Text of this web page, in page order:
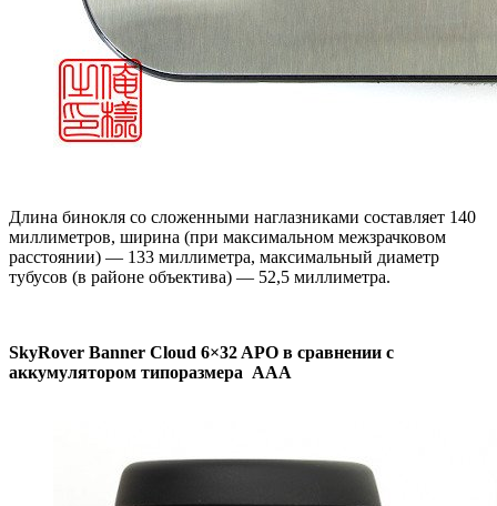
Длина бинокля со сложенными наглазниками составляет 140
миллиметров, ширина (при максимальном межзрачковом
расстоянии) — 133 миллиметра, максимальный диаметр
тубусов (в районе объектива) — 52,5 миллиметра.
SkyRover Banner Cloud 6×32 APO в сравнении с
аккумулятором типоразмера AAA